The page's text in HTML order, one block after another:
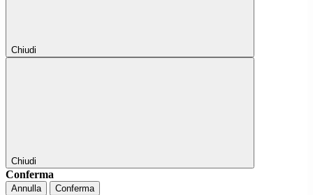
Chiudi
Chiudi
Conferma
Annulla Conferma